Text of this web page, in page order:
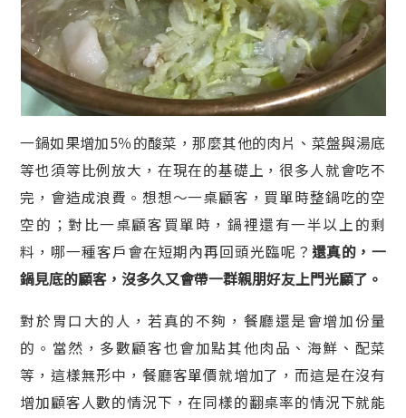
一鍋如果增加5％的酸菜，那麼其他的肉片、菜盤與湯底
等也須等比例放大，在現在的基礎上，很多人就會吃不
完，會造成浪費。想想～一桌顧客，買單時整鍋吃的空
空的；對比一桌顧客買單時，鍋裡還有一半以上的剩
料，哪一種客戶會在短期內再回頭光臨呢？ 還真的，一
鍋見底的顧客，沒多久又會帶一群親朋好友上門光顧了。
對於胃口大的人，若真的不夠，餐廳還是會增加份量
的。當然，多數顧客也會加點其他肉品、海鮮、配菜
等，這樣無形中，餐廳客單價就增加了，而這是在沒有
增加顧客人數的情況下，在同樣的翻桌率的情況下就能